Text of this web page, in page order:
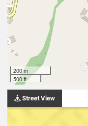
200 m
500 ft
Street View